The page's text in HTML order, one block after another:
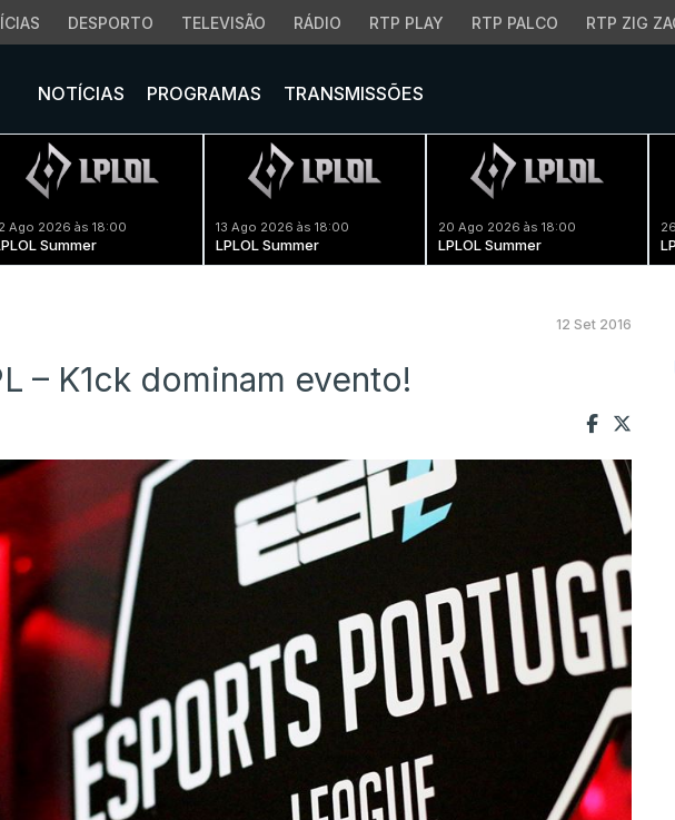
DESPORTO TELEVISÃO RÁDIO RTP PLAY RTP PALCO RTP ZIG
NOTÍCIAS PROGRAMAS TRANSMISSÕES
Ago 2026 às 18:00
Summer
13 Ago 2026 às 18:00
LPLOL Summer
20 Ago 2026 às 18:00
LPLOL Summer
12 Set 2016
– K1ck dominam evento!